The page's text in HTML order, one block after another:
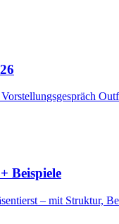
Beispiele
– mit Struktur,